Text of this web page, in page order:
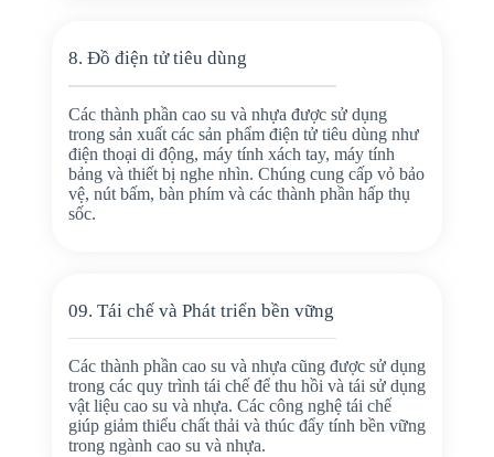
8. Đồ điện tử tiêu dùng
Các thành phần cao su và nhựa được sử dụng
trong sản xuất các sản phẩm điện tử tiêu dùng như
điện thoại di động, máy tính xách tay, máy tính
bảng và thiết bị nghe nhìn. Chúng cung cấp vỏ bảo
vệ, nút bấm, bàn phím và các thành phần hấp thụ
sốc.
09. Tái chế và Phát triển bền vững
Các thành phần cao su và nhựa cũng được sử dụng
trong các quy trình tái chế để thu hồi và tái sử dụng
vật liệu cao su và nhựa. Các công nghệ tái chế
giúp giảm thiểu chất thải và thúc đẩy tính bền vững
trong ngành cao su và nhựa.